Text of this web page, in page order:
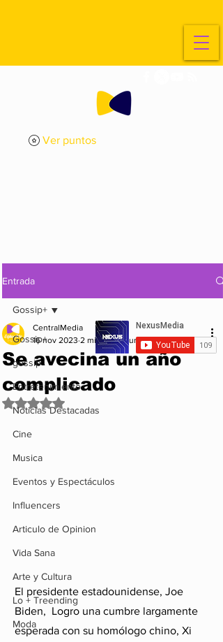
Ver puntos
Entrada
Gossip+
gossip
Entretenimiento
Noticias Destacadas
Cine
Musica
Eventos y Espectáculos
Influencers
Articulo de Opinion
Vida Sana
Arte y Cultura
Lo + Treending
Moda
Gossip+
Se avecina un año
complicado
CentralMedia
16 nov 2023 2 min de lectura
Obtuvo NaN de 5 estrellas.
El presidente estadounidense, Joe
Biden,  Logro una cumbre largamente
esperada con su homólogo chino, Xi